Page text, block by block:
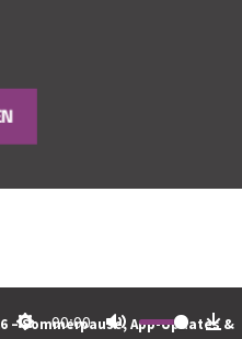
00:00
– Sommerpause, App-Updates &